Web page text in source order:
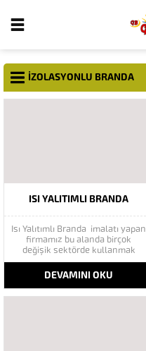
IZOLASYONLU BRANDA
ISI YALITIMLI BRANDA
Isı Yalıtımlı Branda imalatı yapan
firmamız bu alanda birçok
değişik sektörde kullanmak
adına müşterilerine
bu branda ürünü ile
tanıştırmaktadır. Isı
Yalıtımlı Branda Şantiye Çadırı,
DEVAMINI OKU